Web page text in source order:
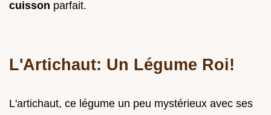
cuisson parfait.
L'Artichaut: Un Légume Roi!
L'artichaut, ce légume un peu mystérieux avec ses